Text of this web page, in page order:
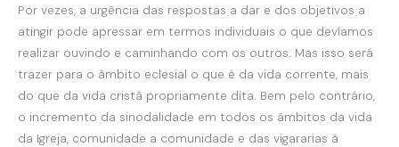
Por vezes, a urgência das respostas a dar e dos objetivos a
atingir pode apressar em termos individuais o que devíamos
realizar ouvindo e caminhando com os outros. Mas isso será
trazer para o âmbito eclesial o que é da vida corrente, mais
do que da vida cristã propriamente dita. Bem pelo contrário,
o incremento da sinodalidade em todos os âmbitos da vida
da Igreja, comunidade a comunidade e das vigararias à